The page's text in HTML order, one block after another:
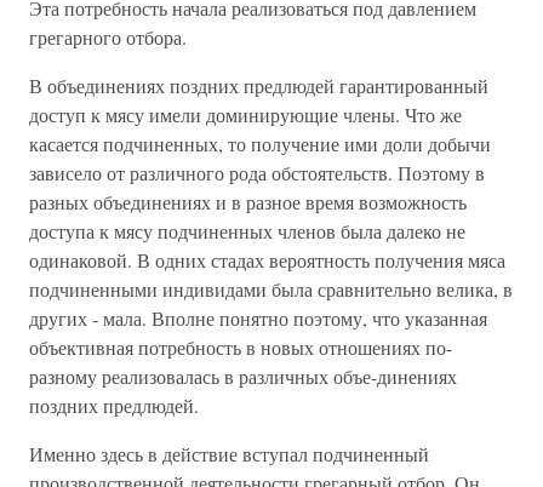
Эта потребность начала реализоваться под давлением
грегарного отбора.
В объединениях поздних предлюдей гарантированный
доступ к мясу имели доминирующие члены. Что же
касается подчиненных, то получение ими доли добычи
зависело от различного рода обстоятельств. Поэтому в
разных объединениях и в разное время возможность
доступа к мясу подчиненных членов была далеко не
одинаковой. В одних стадах вероятность получения мяса
подчиненными индивидами была сравнительно велика, в
других - мала. Вполне понятно поэтому, что указанная
объективная потребность в новых отношениях по-
разному реализовалась в различных объе-динениях
поздних предлюдей.
Именно здесь в действие вступал подчиненный